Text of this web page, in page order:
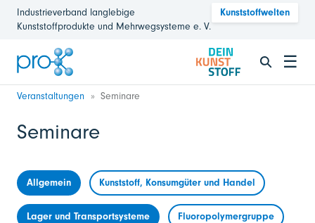
Industrieverband langlebige
Kunststoffprodukte und Mehrwegsysteme e. V.
Kunststoffwelten
☰
Veranstaltungen Seminare
Seminare
Allgemein Kunststoff, Konsumgüter und Handel
Lager und Transportsysteme Fluoropolymergruppe